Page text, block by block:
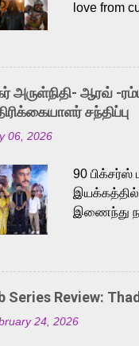
love from
Adding to
singer
like
Karthik is
a strong fit
அருள்நிதி- ஆரவ் -
சந்திப்பு
06, 2026
90
இயக்கத்தில்
இணைந்து
Series Review:
24, 2026